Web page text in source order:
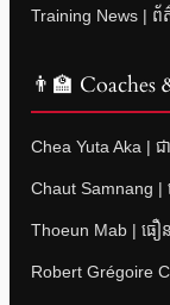
Training News | ព័
👨‍🏫 Coaches
Chea Yuta Aka | ជ
Chaut Samnang
Thoeun Mab | ធឿ
Robert Grégoire